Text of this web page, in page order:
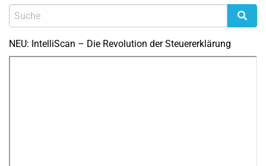
NEU: IntelliScan – Die Revolution der Steuererklärung